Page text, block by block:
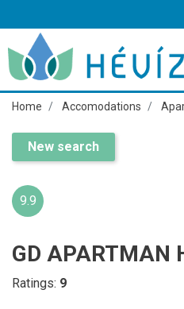
Home Accomodations
New search
9.9
GD APARTMAN
Ratings: 9